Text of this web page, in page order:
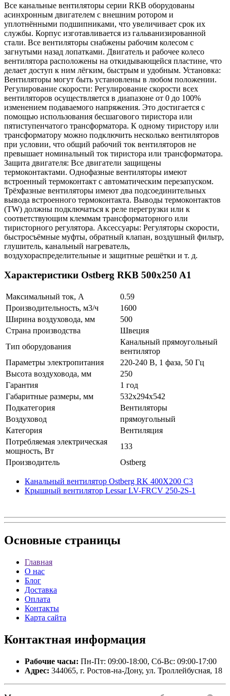
Все канальные вентиляторы серии RKB оборудованы
асинхронным двигателем с внешним ротором и
уплотнёнными подшипниками, что увеличивает срок их
службы. Корпус изготавливается из гальванизированной
стали. Все вентиляторы снабжены рабочим колесом с
загнутыми назад лопатками. Двигатель и рабочее колесо
вентилятора расположены на откидывающейся пластине, что
делает доступ к ним лёгким, быстрым и удобным. Установка:
Вентиляторы могут быть установлены в любом положении.
Регулирование скорости: Регулирование скорости всех
вентиляторов осуществляется в диапазоне от 0 до 100%
изменением подаваемого напряжения. Это достигается с
помощью использования бесшагового тиристора или
пятиступенчатого трансформатора. К одному тиристору или
трансформатору можно подключить несколько вентиляторов
при условии, что общий рабочий ток вентиляторов не
превышает номинальный ток тиристора или трансформатора.
Защита двигателя: Все двигатели защищены
термоконтактами. Однофазные вентиляторы имеют
встроенный термоконтакт с автоматическим перезапуском.
Трёхфазные вентиляторы имеют два подсоединительных
вывода встроенного термоконтакта. Выводы термоконтактов
(TW) должны подключаться к реле перегрузки или к
соответствующим клеммам трансформаторного или
тиристорного регулятора. Аксессуары: Регуляторы скорости,
быстросъёмные муфты, обратный клапан, воздушный фильтр,
глушитель, канальный нагреватель,
воздухораспределительные и защитные решётки и т. д.
Характеристики Ostberg RKB 500x250 A1
Максимальный ток, А
0.59
Производительность, м3/ч
1600
Ширина воздуховода, мм
500
Страна производства
Швеция
Тип оборудования
Канальный прямоугольный
вентилятор
Параметры электропитания
220-240 В, 1 фаза, 50 Гц
Высота воздуховода, мм
250
Гарантия
1 год
Габаритные размеры, мм
532x294x542
Подкатегория
Вентиляторы
Воздуховод
прямоугольный
Категория
Вентиляция
Потребляемая электрическая
мощность, Вт
133
Производитель
Ostberg
Канальный вентилятор Ostberg RK 400X200 C3
Крышный вентилятор Lessar LV-FRCV 250-2S-1
Основные страницы
Главная
О нас
Блог
Доставка
Оплата
Контакты
Карта сайта
Контактная информация
Рабочие часы: Пн-Пт: 09:00-18:00, Сб-Вс: 09:00-17:00
Адрес: 344065, г. Ростов-на-Дону, ул. Троллейбусная, 18